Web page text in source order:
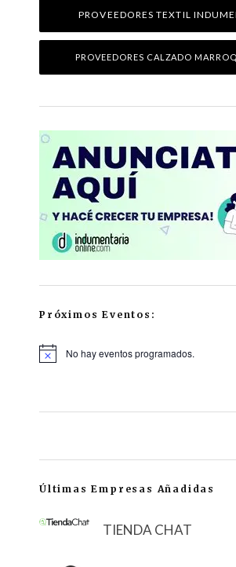
PROVEEDORES TEXTIL
PROVEEDORES CALZADO
Próximos Eventos:
No hay eventos programados.
Últimas Empresas Añadidas
TIENDA CHAT